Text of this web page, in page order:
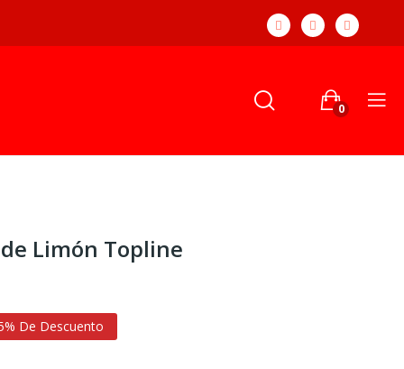
0
Limón Topline
De Descuento